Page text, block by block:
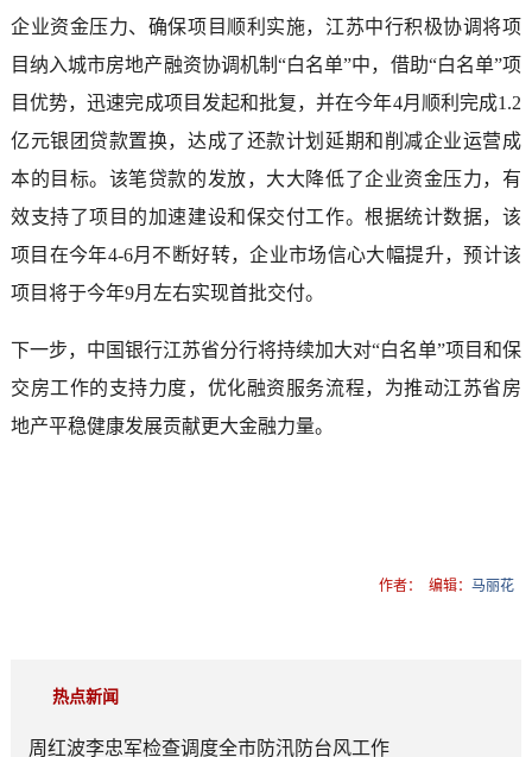
企业资金压力、确保项目顺利实施，江苏中行积极协调将项
目纳入城市房地产融资协调机制“白名单”中，借助“白名单”项
目优势，迅速完成项目发起和批复，并在今年4月顺利完成1.2
亿元银团贷款置换，达成了还款计划延期和削减企业运营成
本的目标。该笔贷款的发放，大大降低了企业资金压力，有
效支持了项目的加速建设和保交付工作。根据统计数据，该
项目在今年4-6月不断好转，企业市场信心大幅提升，预计该
项目将于今年9月左右实现首批交付。
下一步，中国银行江苏省分行将持续加大对“白名单”项目和保
交房工作的支持力度，优化融资服务流程，为推动江苏省房
地产平稳健康发展贡献更大金融力量。
作者： 编辑：马丽花
热点新闻
周红波李忠军检查调度全市防汛防台风工作